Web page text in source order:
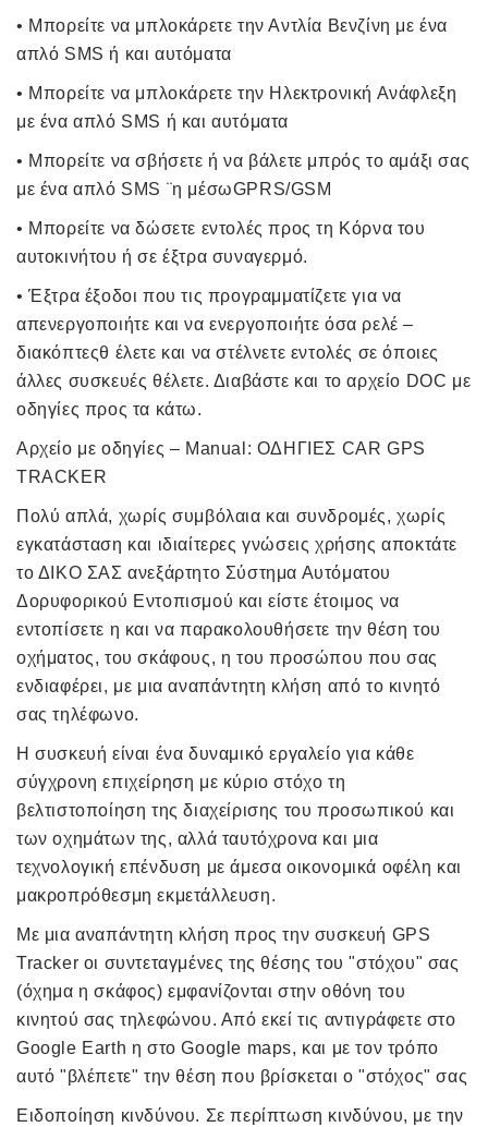
• Μπορείτε να μπλοκάρετε την Αντλία Βενζίνη με ένα
απλό SMS ή και αυτόματα
• Μπορείτε να μπλοκάρετε την Ηλεκτρονική Ανάφλεξη
με ένα απλό SMS ή και αυτόματα
• Μπορείτε να σβήσετε ή να βάλετε μπρός το αμάξι σας
με ένα απλό SMS ¨η μέσωGPRS/GSM
• Μπορείτε να δώσετε εντολές προς τη Κόρνα του
αυτοκινήτου ή σε έξτρα συναγερμό.
• Έξτρα έξοδοι που τις προγραμματίζετε για να
απενεργοποιήτε και να ενεργοποιήτε όσα ρελέ –
διακόπτεςθ έλετε και να στέλνετε εντολές σε όποιες
άλλες συσκευές θέλετε. Διαβάστε και το αρχείο DOC με
οδηγίες προς τα κάτω.
Αρχείο με οδηγίες – Manual: ΟΔΗΓΙΕΣ CAR GPS
TRACKER
Πολύ απλά, χωρίς συμβόλαια και συνδρομές, χωρίς
εγκατάσταση και ιδιαίτερες γνώσεις χρήσης αποκτάτε
το ΔΙΚΟ ΣΑΣ ανεξάρτητο Σύστημα Αυτόματου
Δορυφορικού Eντοπισμού και είστε έτοιμος να
εντοπίσετε η και να παρακολουθήσετε την θέση του
οχήματος, του σκάφους, η του προσώπου που σας
ενδιαφέρει, με μια αναπάντητη κλήση από το κινητό
σας τηλέφωνο.
Η συσκευή είναι ένα δυναμικό εργαλείο για κάθε
σύγχρονη επιχείρηση με κύριο στόχο τη
βελτιστοποίηση της διαχείρισης του προσωπικού και
των οχημάτων της, αλλά ταυτόχρονα και μια
τεχνολογική επένδυση με άμεσα οικονομικά οφέλη και
μακροπρόθεσμη εκμετάλλευση.
Με μια αναπάντητη κλήση προς την συσκευή GPS
Tracker οι συντεταγμένες της θέσης του "στόχου" σας
(όχημα η σκάφος) εμφανίζονται στην οθόνη του
κινητού σας τηλεφώνου. Από εκεί τις αντιγράφετε στο
Google Εarth η στο Google maps, και με τον τρόπο
αυτό "βλέπετε" την θέση που βρίσκεται ο "στόχος" σας
Ειδοποίηση κινδύνου. Σε περίπτωση κινδύνου, με την